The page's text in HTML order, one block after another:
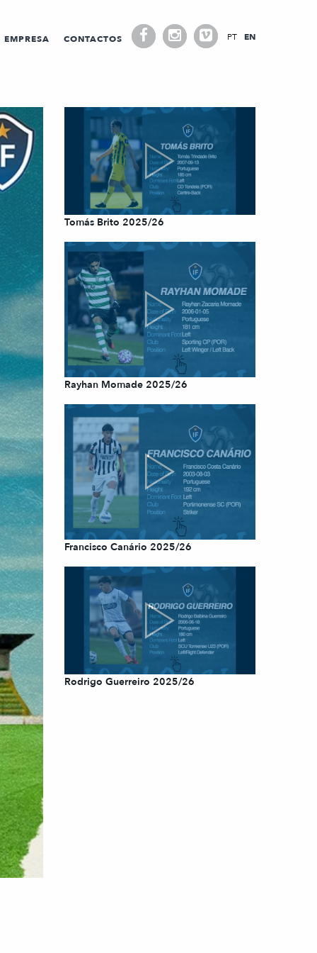
EMPRESA CONTACTOS PT EN
Tomás Brito 2025/26
Rayhan Momade 2025/26
Francisco Canário 2025/26
Rodrigo Guerreiro 2025/26